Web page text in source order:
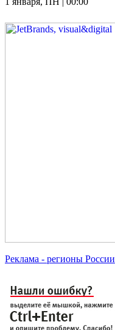
Реклама - регионы России